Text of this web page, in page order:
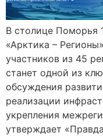
В столице Поморья
«Арктика –
участников из 45
станет одной из
обсуждения
реализации
укрепления
утверждает